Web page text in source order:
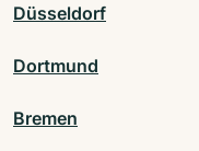
Düsseldorf
Dortmund
Bremen